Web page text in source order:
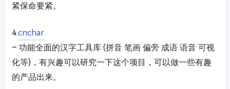
紧保命要紧。
4.cnchar
– 功能全面的汉字工具库 (拼音 笔画 偏旁 成语 语音 可视
化等)，有兴趣可以研究一下这个项目，可以做一些有趣
的产品出来。